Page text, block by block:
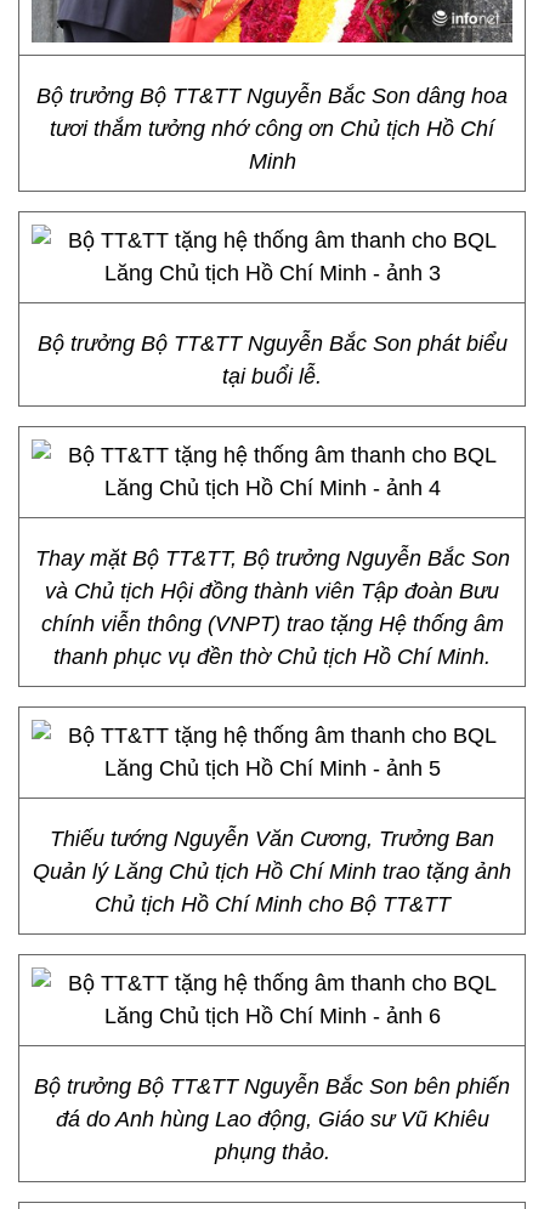
Bộ trưởng Bộ TT&TT Nguyễn Bắc Son dâng hoa
tươi thắm tưởng nhớ công ơn Chủ tịch Hồ Chí
Minh
Bộ trưởng Bộ TT&TT Nguyễn Bắc Son phát biểu
tại buổi lễ.
Thay mặt Bộ TT&TT, Bộ trưởng Nguyễn Bắc Son
và Chủ tịch Hội đồng thành viên Tập đoàn Bưu
chính viễn thông (VNPT) trao tặng Hệ thống âm
thanh phục vụ đền thờ Chủ tịch Hồ Chí Minh.
Thiếu tướng Nguyễn Văn Cương, Trưởng Ban
Quản lý Lăng Chủ tịch Hồ Chí Minh trao tặng ảnh
Chủ tịch Hồ Chí Minh cho Bộ TT&TT
Bộ trưởng Bộ TT&TT Nguyễn Bắc Son bên phiến
đá do Anh hùng Lao động, Giáo sư Vũ Khiêu
phụng thảo.